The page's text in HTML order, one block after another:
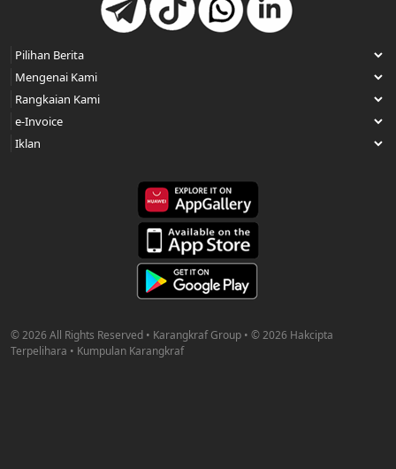
© 2026 All Rights Reserved • Karangkraf Group • © 2026 Hakcipta
Terpelihara • Kumpulan Karangkraf